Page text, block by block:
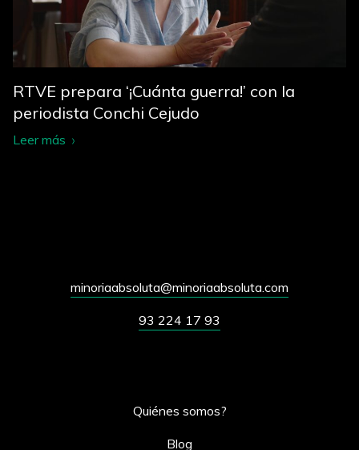
RTVE prepara ‘¡Cuánta guerra!’ con la
periodista Conchi Cejudo
Leer más
minoriaabsoluta@minoriaabsoluta.com
93 224 17 93
Quiénes somos?
Blog